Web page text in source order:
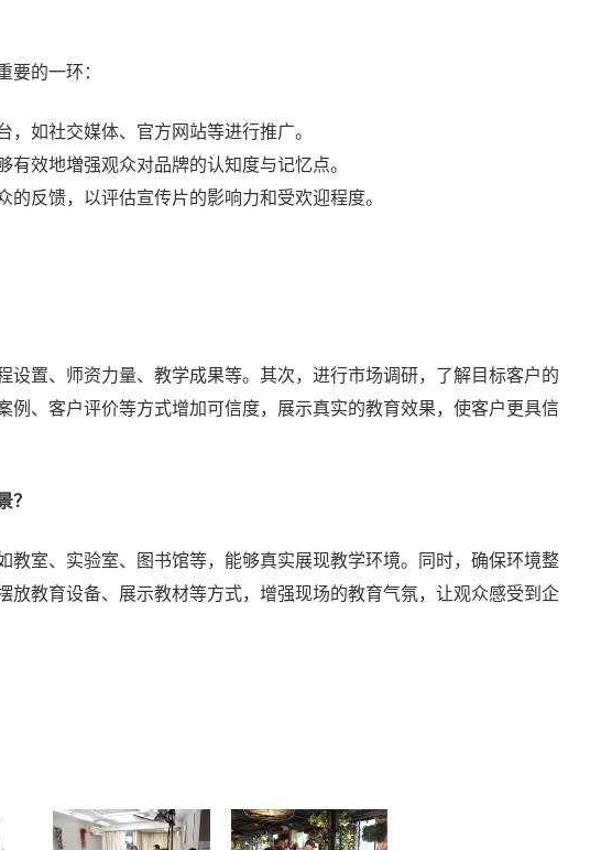
要的一环：
如社交媒体、官方网站等进行推广。
效地増强观众对品牌的认知度与记忆点。
反馈，以评估宣传片的影响力和受欢迎程度。
置、师资力量、教学成果等。其次，进行市场调研，了解目标客户的
、客户评价等方式增加可信度，展示真实的教育效果，使客户更具信
？
室、实验室、图书馆等，能够真实展现教学环境。同时，确保环境整
教育设备、展示教材等方式，增强现场的教育气氛，让观众感受到企